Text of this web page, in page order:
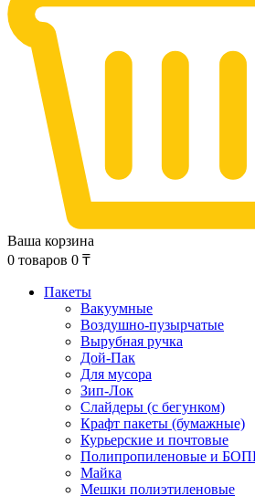
Ваша корзина
0 товаров 0 ₸
Пакеты
Вакуумные
Воздушно-пузырчатые
Вырубная ручка
Дой-Пак
Для мусора
Зип-Лок
Слайдеры (с бегунком)
Крафт пакеты (бумажные)
Курьерские и почтовые
Полипропиленовые и
Майка
Мешки полиэтиленовые